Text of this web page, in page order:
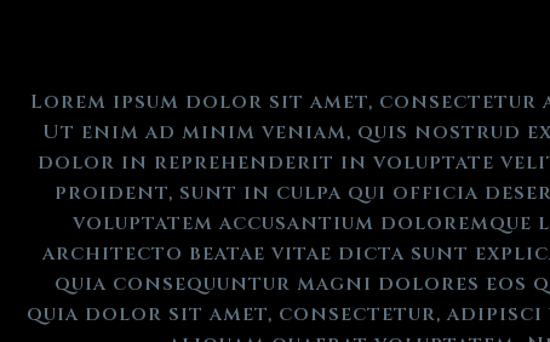
Lorem ipsum dolor sit amet,
Ut enim ad minim veniam, quis nostrud
dolor in reprehenderit in voluptate
proident, sunt in culpa qui officia
voluptatem accusantium doloremque
architecto beatae vitae dicta sunt
quia consequuntur magni dolores eos
quia dolor sit amet, consectetur, adipisci